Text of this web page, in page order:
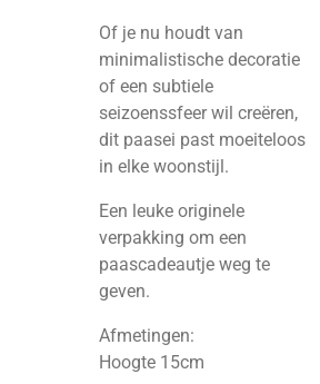
Of je nu houdt van
minimalistische decoratie
of een subtiele
seizoenssfeer wil creëren,
dit paasei past moeiteloos
in elke woonstijl.
Een leuke originele
verpakking om een
paascadeautje weg te
geven.
Afmetingen:
Hoogte 15cm